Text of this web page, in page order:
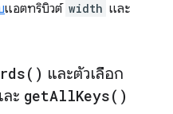
แอตทริบิวต์ width และ
) และตัวเลือก
ะ getAllKeys( )